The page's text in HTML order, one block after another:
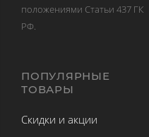
положениями Статьи 437 ГК
РФ.
ПОПУЛЯРНЫЕ
ТОВАРЫ
Скидки и акции